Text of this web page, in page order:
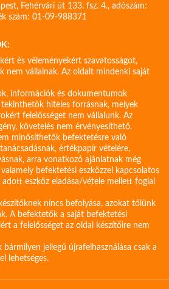
Fehérvári út 133. fsz. 4., adószám:
szám: 01-09-988371
és véleményekért szavatosságot,
nem vállalnak. Az oldalt mindenki saját
információk és dokumentumok
hiteles forrásnak, melyek
felelősséget nem vállalunk. Az
követelés nem érvényesíthető.
minősíthetők befektetésre való
értékpapír vételére,
arra vonatkozó ajánlatnak még
befektetési eszközzel kapcsolatos
adott eszköz eladása/vétele mellett foglal
nincs befolyása, azokat tőlünk
A befektetők a saját befektetési
a felelősséget az oldal készítőire nem
jellegű újrafelhasználása csak a
lehetséges.